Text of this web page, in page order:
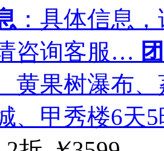
：具体信息
咨询客服…
黄果树瀑布
、甲秀楼6天5